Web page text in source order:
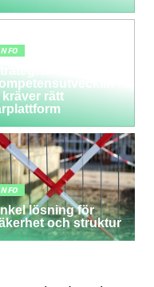
kräver rätt
lösning för
och struktur